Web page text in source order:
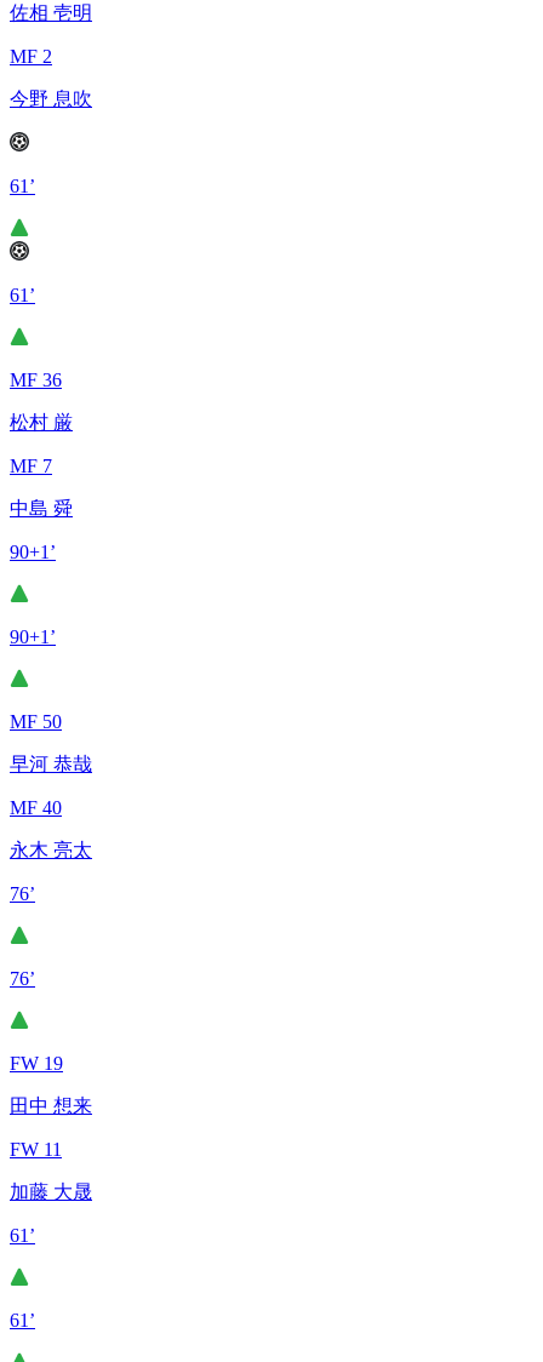
佐相 壱明
MF 2
今野 息吹
61’
61’
MF 36
松村 厳
MF 7
中島 舜
90+1’
90+1’
MF 50
早河 恭哉
MF 40
永木 亮太
76’
76’
FW 19
田中 想来
FW 11
加藤 大晟
61’
61’